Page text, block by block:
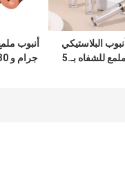
4أنبوب البلاستيكي
الملمع للشفاه بـ.5